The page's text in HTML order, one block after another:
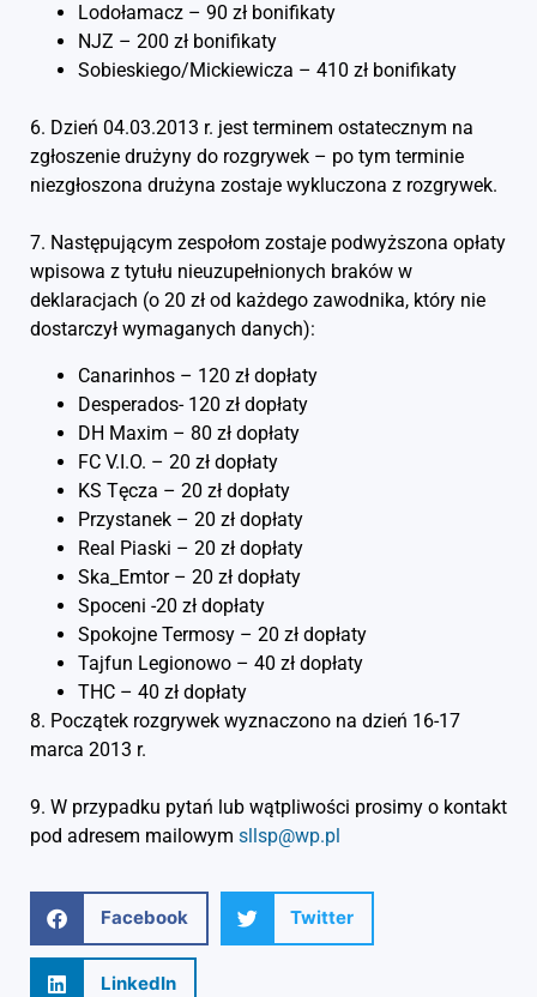
Lodołamacz – 90 zł bonifikaty
NJZ – 200 zł bonifikaty
Sobieskiego/Mickiewicza – 410 zł bonifikaty
6. Dzień 04.03.2013 r. jest terminem ostatecznym na
zgłoszenie drużyny do rozgrywek – po tym terminie
niezgłoszona drużyna zostaje wykluczona z rozgrywek.
7. Następującym zespołom zostaje podwyższona opłaty
wpisowa z tytułu nieuzupełnionych braków w
deklaracjach (o 20 zł od każdego zawodnika, który nie
dostarczył wymaganych danych):
Canarinhos – 120 zł dopłaty
Desperados- 120 zł dopłaty
DH Maxim – 80 zł dopłaty
FC V.I.O. – 20 zł dopłaty
KS Tęcza – 20 zł dopłaty
Przystanek – 20 zł dopłaty
Real Piaski – 20 zł dopłaty
Ska_Emtor – 20 zł dopłaty
Spoceni -20 zł dopłaty
Spokojne Termosy – 20 zł dopłaty
Tajfun Legionowo – 40 zł dopłaty
THC – 40 zł dopłaty
8. Początek rozgrywek wyznaczono na dzień 16-17
marca 2013 r.
9. W przypadku pytań lub wątpliwości prosimy o kontakt
pod adresem mailowym sllsp@wp.pl
Facebook Twitter
LinkedIn